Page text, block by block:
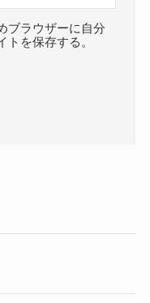
ブラウザーに自分
トを保存する。